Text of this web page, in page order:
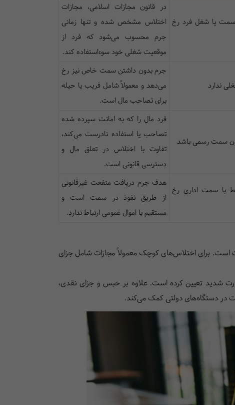
سمت یا شغل فرد رخ
در قانون مجازات اسلامی، مجازات
اختلاس مشخص شده و تنها زمانی
جرم محسوب می‌شود که فرد از
موقعیت شغلی خود سوءاستفاده کند.
ندارد
جرم بدون داشتن سمت خاص نیز رخ
می‌دهد و معمولاً شامل فریب یا حیله
برای تصاحب مال است.
سمت رسمی باشد
فرد مال را که به امانت سپرده شده
تصاحب یا استفاده نادرست می‌کند،
تفاوت با اختلاس در تعلق مال و
دسترسی قانونی است.
با سمت اداری رخ
هدف جرم دریافت منفعت غیرقانونی
از طریق نفوذ در سمت است و
مستقیم با اموال عمومی ارتباط ندارد.
است. برای اختلاس‌های کوچک معمولاً مجازات شامل جزای
شدید تعیین کرده است. علاوه بر حبس و جزای نقدی،
در دستگاه‌های دولتی کمک می‌کند.